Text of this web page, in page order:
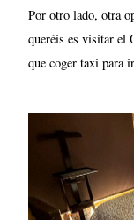
Por otro lado, otra
queréis es visitar el
que coger taxi para